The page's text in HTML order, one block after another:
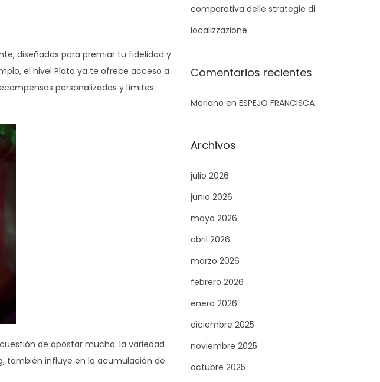
diseñados para premiar tu fidelidad y
el nivel Plata ya te ofrece acceso a
personalizadas y límites
de apostar mucho: la variedad
también influye en la acumulación de
comparativa delle strategie di
localizzazione
Comentarios recientes
Mariano en ESPEJO FRANCISCA
Archivos
julio 2026
junio 2026
mayo 2026
abril 2026
marzo 2026
febrero 2026
enero 2026
diciembre 2025
noviembre 2025
octubre 2025